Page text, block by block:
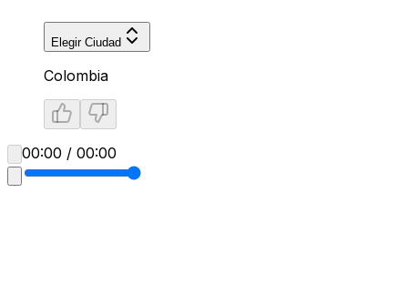
Elegir Ciudad
Colombia
00:00 / 00:00